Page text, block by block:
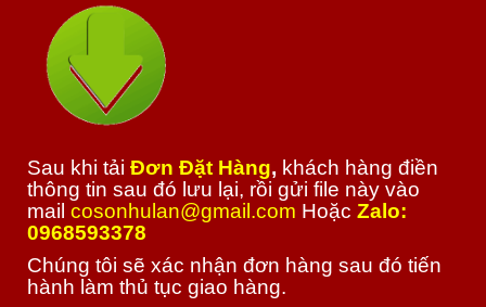
Sau khi tải Đơn Đặt Hàng, khách hàng điền
thông tin sau đó lưu lại, rồi gửi file này vào
mail cosonhulan@gmail.com Hoặc Zalo:
0968593378
Chúng tôi sẽ xác nhận đơn hàng sau đó tiến
hành làm thủ tục giao hàng.